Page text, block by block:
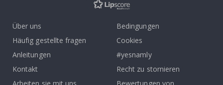
Über uns
Häufig gestellte fragen
Anleitungen
Kontakt
Bedingungen
Cookies
#yesnamly
Recht zu stornieren